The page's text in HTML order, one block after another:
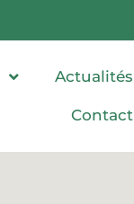
Actualités
Contact